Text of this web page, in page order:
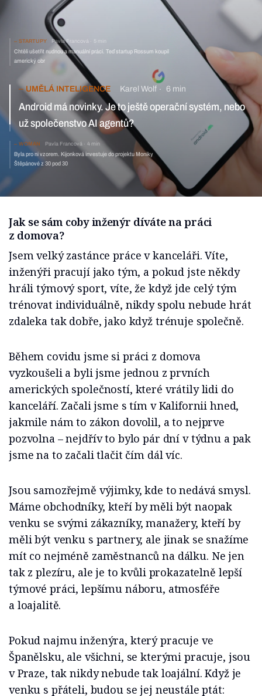
STARTUPY Pavla Francová 5 min
Chtěli ušetřit nudnou a manuální práci. Teď startup Rossum koupil
americký obr
UMĚLÁ INTELIGENCE Karel Wolf 6 min
Android má novinky. Je to ještě operační systém, nebo už
společenstvo AI agentů?
Pavla Francová 4 min
Byla pro ni vzorem. Kijonková investuje do projektu
Moniky Štěpánové z 30 pod 30
Jak se sám coby inženýr díváte na práci
z domova?
Jsem velký zastánce práce v kanceláři. Víte,
inženýři pracují jako tým, a pokud jste někdy
hráli týmový sport, víte, že když jde celý tým
trénovat individuálně, nikdy spolu nebude hrát
zdaleka tak dobře, jako když trénuje společně.
Během covidu jsme si práci z domova
vyzkoušeli a byli jsme jednou z prvních
amerických společností, které vrátily lidi do
kanceláří. Začali jsme s tím v Kalifornii hned,
jakmile nám to zákon dovolil, a to nejprve
pozvolna – nejdřív to bylo pár dní v týdnu a pak
jsme na to začali tlačit čím dál víc.
Jsou samozřejmě výjimky, kde to nedává smysl.
Máme obchodníky, kteří by měli být naopak
venku se svými zákazníky, manažery, kteří by
měli být venku s partnery, ale jinak se snažíme
mít co nejméně zaměstnanců na dálku. Ne jen
tak z plezíru, ale je to kvůli prokazatelně lepší
týmové práci, lepšímu náboru, atmosféře
a loajalitě.
Pokud najmu inženýra, který pracuje ve
Španělsku, ale všichni, se kterými pracuje, jsou
v Praze, tak nikdy nebude tak loajální. Když je
venku s přáteli, budou se jej neustále ptát: